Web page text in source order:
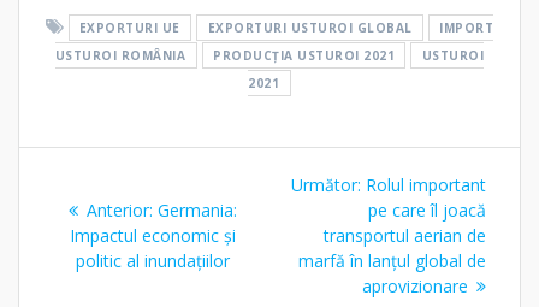
EXPORTURI UE EXPORTURI USTUROI GLOBAL
IMPORT
USTUROI ROMÂNIA
PRODUCȚIA USTUROI 2021
USTUROI
2021
articole
Anterior: Articolul
anterior:
Germania:
Impactul economic și
politic al inundațiilor
Următor: Articolul
următor:
Rolul important
pe care îl joacă
transportul aerian de
marfă în lanțul global de
aprovizionare